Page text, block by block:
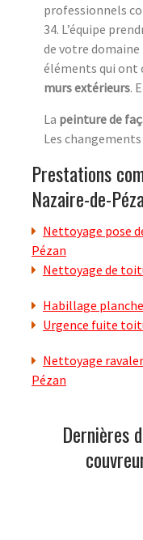
professionnels
34. L’équipe
de votre
éléments qui ont
murs extérieurs.
La peinture de
Les changements
Prestations
Nazaire-de-
Nettoyage pose
Pézan
Nettoyage de
Habillage
Urgence fuite
Nettoyage
Pézan
Dernières